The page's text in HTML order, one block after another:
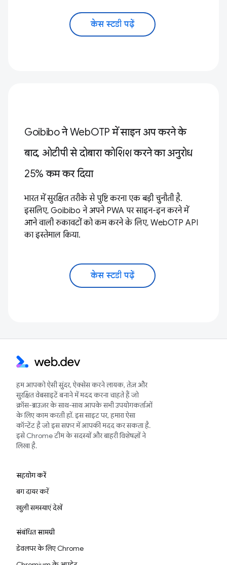
केस स्टडी पढ़ें
Goibibo ने WebOTP में साइन अप करने के
बाद, ओटीपी से दोबारा कोशिश करने का अनुरोध
25% कम कर दिया
भारत में सुरक्षित तरीके से पुष्टि करना एक बड़ी चुनौती है.
इसलिए, Goibibo ने अपने PWA पर साइन-इन करने में
आने वाली रुकावटों को कम करने के लिए, WebOTP API
का इस्तेमाल किया.
केस स्टडी पढ़ें
हम आपको ऐसी सुंदर, ऐक्सेस करने लायक, तेज़ और
सुरक्षित वेबसाइटें बनाने में मदद करना चाहते हैं जो
क्रॉस-ब्राउज़र के साथ-साथ आपके सभी उपयोगकर्ताओं
के लिए काम करती हों. इस साइट पर, हमारा ऐसा
कॉन्टेंट है जो इस सफ़र में आपकी मदद कर सकता है.
इसे Chrome टीम के सदस्यों और बाहरी विशेषज्ञों ने
लिखा है.
सहयोग करें
बग दायर करें
खुली समस्याएं देखें
संबंधित सामग्री
डेवलपर के लिए Chrome